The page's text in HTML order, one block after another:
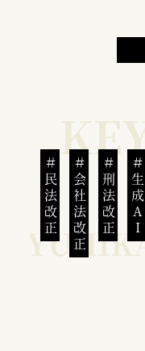
民法改正 会社法改正 刑法改正 生成AI